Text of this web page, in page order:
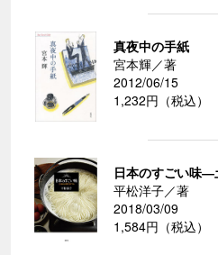
真夜中の手紙
宮本輝／著
2012/06/15
1,232円（税込）
日本のすごい味
平松洋子／著
2018/03/09
1,584円（税込）